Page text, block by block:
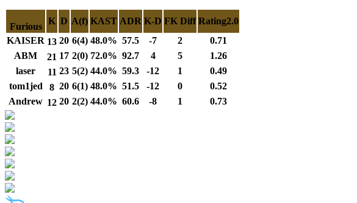
Furious
K D A(f) KAST ADR K-D FK Diff Rating2.0
KAISER 13 20 6(4) 48.0% 57.5 -7 2
0.71
ABM
21 17 2(0) 72.0% 92.7 4 5
1.26
laser
11 23 5(2) 44.0% 59.3 -12 1
0.49
tom1jed
8 20 6(1) 48.0% 51.5 -12 0
0.52
Andrew 12 20 2(2) 44.0% 60.6 -8 1 0.73